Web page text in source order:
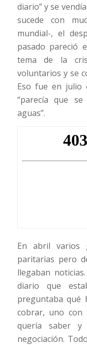
diario” y se
sucede con
mundial-, el
pasado pareció
tema de la
voluntarios y se
Eso fue en julio
“parecía que
aguas”.
En abril varios
paritarias pero
llegaban
diario que
preguntaba qué
cobrar, uno con
quería saber y
negociación.